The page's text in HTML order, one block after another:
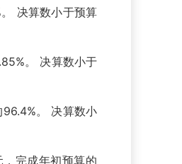
决算数小于预算
。 决算数小于
。 决算数小
完成年初预算的